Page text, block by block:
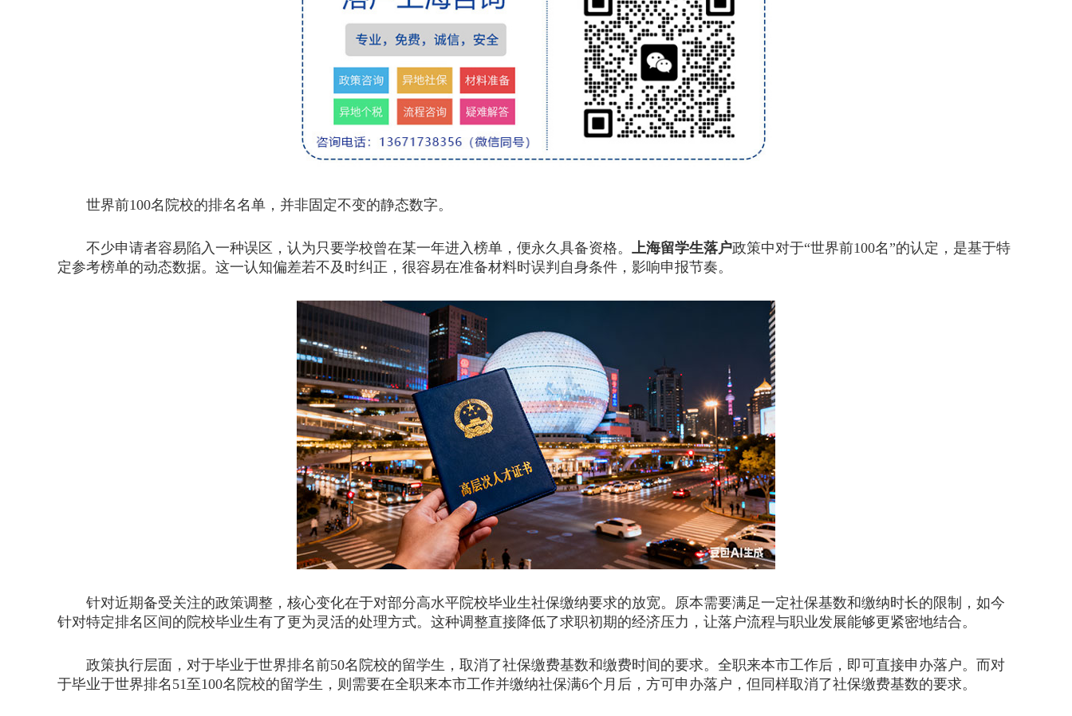
世界前100名院校的排名名单，并非固定不变的静态数字。
不少申请者容易陷入一种误区，认为只要学校曾在某一年进入榜单，便永久具备资格。 上海留学生落户政策中对于“世界前100名”的认定，是基于特
定参考榜单的动态数据。这一认知偏差若不及时纠正，很容易在准备材料时误判自身条件，影响申报节奏。
针对近期备受关注的政策调整，核心变化在于对部分高水平院校毕业生社保缴纳要求的放宽。原本需要满足一定社保基数和缴纳时长的限制，如今
针对特定排名区间的院校毕业生有了更为灵活的处理方式。这种调整直接降低了求职初期的经济压力，让落户流程与职业发展能够更紧密地结合。
政策执行层面，对于毕业于世界排名前50名院校的留学生，取消了社保缴费基数和缴费时间的要求。全职来本市工作后，即可直接申办落户。而对
于毕业于世界排名51至100名院校的留学生，则需要在全职来本市工作并缴纳社保满6个月后，方可申办落户，但同样取消了社保缴费基数的要求。